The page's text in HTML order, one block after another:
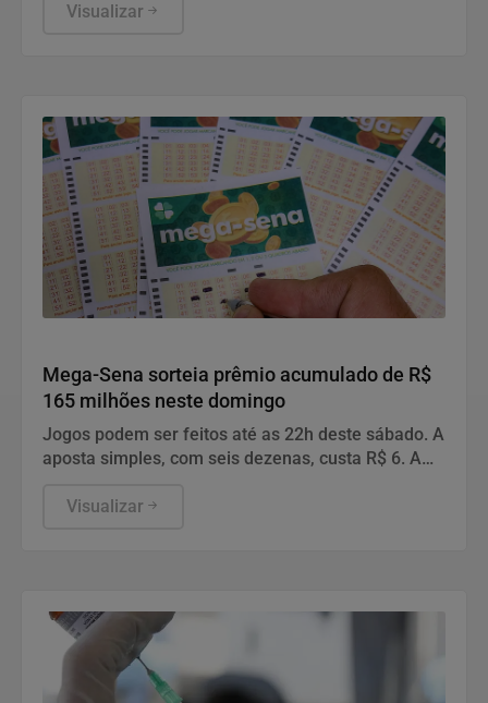
Visualizar
Mega-Sena sorteia prêmio acumulado de R$
165 milhões neste domingo
Jogos podem ser feitos até as 22h deste sábado. A
aposta simples, com seis dezenas, custa R$ 6. A
Visualizar